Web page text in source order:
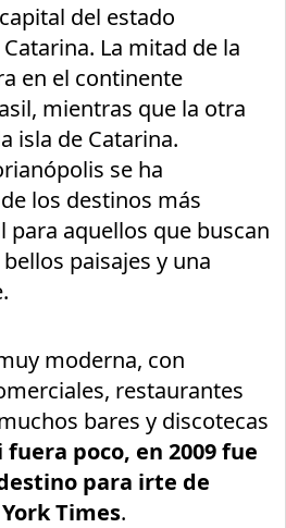
del estado
La mitad de la
en el continente
mientras que la otra
isla de Catarina.
se ha
los destinos más
para aquellos que buscan
paisajes y una
moderna, con
restaurantes
bares y discotecas
fuera poco, en 2009 fue
para irte de
Times.